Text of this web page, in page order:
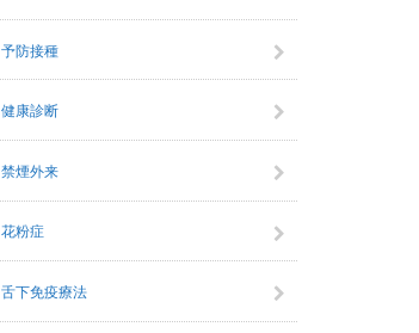
予防接種
健康診断
禁煙外来
花粉症
舌下免疫療法